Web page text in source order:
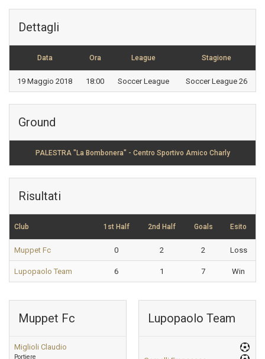
Dettagli
Data Ora League Stagione
19 Maggio 2018 18:00 Soccer League Soccer League 26
Ground
PALESTRA "La Bombonera" - Centro Sportivo Amico Charly
Risultati
Club 1st Half 2nd Half Goals Esito
Muppet Fc 0 2 2 Loss
Lupopaolo Team 6 1 7 Win
Muppet Fc
Miglioli Claudio
Portiere
Lupopaolo Team